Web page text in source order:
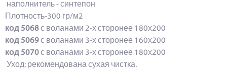
наполнитель - синтепон
Плотность-300 гр/м2
код 5068с воланами 2-х сторонее 180х200
код 5069с воланами 3-х сторонее 160х200
код 5070с воланами 3-х сторонее 180х200
Уход: рекомендована сухая чистка.